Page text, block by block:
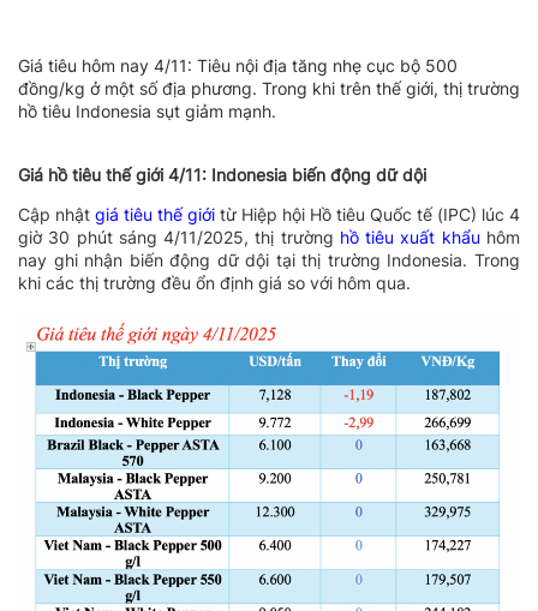
Giá tiêu hôm nay 4/11: Tiêu nội địa tăng nhẹ cục bộ 500
đồng/kg ở một số địa phương. Trong khi trên thế giới, thị trường
hồ tiêu Indonesia sụt giảm mạnh.
Giá hồ tiêu thế giới 4/11: Indonesia biến động dữ dội
Cập nhật giá tiêu thế giới từ Hiệp hội Hồ tiêu Quốc tế (IPC) lúc 4
giờ 30 phút sáng 4/11/2025, thị trường hồ tiêu xuất khẩu hôm
nay ghi nhận biến động dữ dội tại thị trường Indonesia. Trong
khi các thị trường đều ổn định giá so với hôm qua.